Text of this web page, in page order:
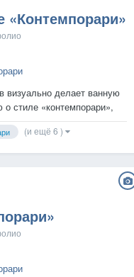
«Контемпорари»
визуально делает ванную
стиле «контемпорари»,
нашем сайте.
(и ещё 6 )